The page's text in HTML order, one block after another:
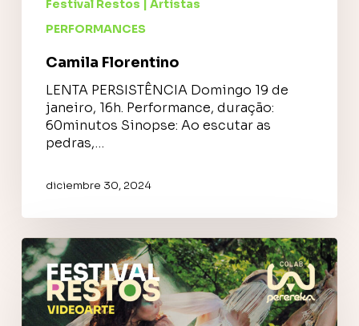
Festival Restos | Artistas
PERFORMANCES
Camila Florentino
LENTA PERSISTÊNCIA Domingo 19 de
janeiro, 16h. Performance, duração:
60minutos Sinopse: Ao escutar as
pedras,…
diciembre 30, 2024
Plastic
Art
Performance
Collective
(Romania)